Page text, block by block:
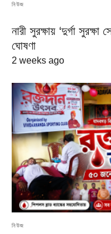
নিউজ
নারী সুরক্ষায় ‘দুর্গা
ঘোষণা
2 weeks ago
নিউজ